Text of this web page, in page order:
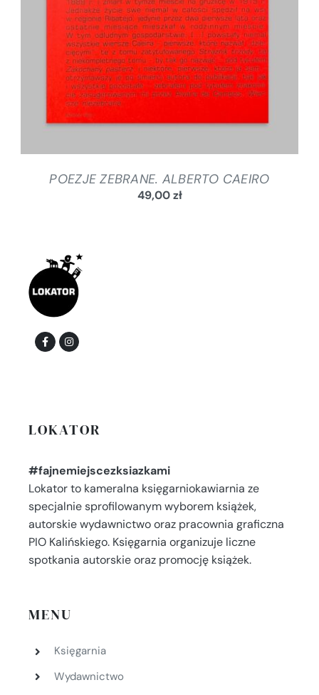
POEZJE ZEBRANE. ALBERTO CAEIRO
49,00zł
LOKATOR
#fajnemiejscezksiazkami
Lokator to kameralna księgarniokawiarnia ze
specjalnie sprofilowanym wyborem książek,
autorskie wydawnictwo oraz pracownia graficzna
PIO Kalińskiego. Księgarnia organizuje liczne
spotkania autorskie oraz promocję książek.
MENU
Księgarnia
Wydawnictwo